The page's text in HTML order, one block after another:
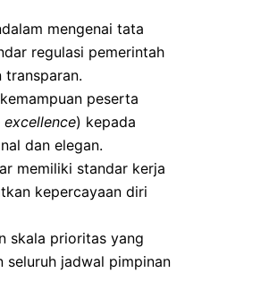
mengenai tata
regulasi pemerintah
peserta
excellence) kepada
dan elegan.
memiliki standar kerja
kepercayaan diri
skala prioritas yang
jadwal pimpinan